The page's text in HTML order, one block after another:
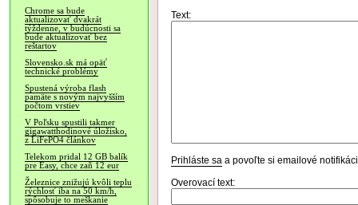
Chrome sa bude
aktualizovať dvakrát
týždenne, v budúcnosti sa
bude aktualizovať bez
reštartov
Slovensko.sk má opäť
technické problémy
Spustená výroba flash
pamäte s novým najvyšším
počtom vrstiev
V Poľsku spustili takmer
gigawatthodinové úložisko,
z LiFePO4 článkov
Telekom pridal 12 GB balík
pre Easy, chce zaň 12 eur
Železnice znižujú kvôli teplu
rýchlosť iba na 50 km/h,
spôsobuje to meškanie
Text:
Prihláste sa a povoľte si emailové
Overovací text: